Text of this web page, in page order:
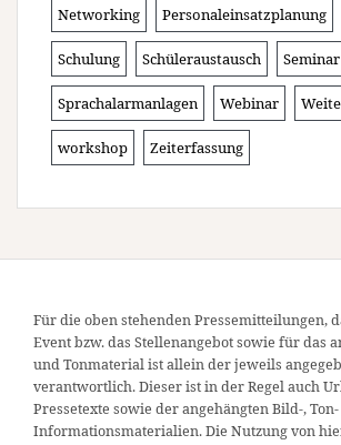
Networking Personaleinsatzplanung
Schulung Schüleraustausch Seminar
Sprachalarmanlagen Webinar
workshop Zeiterfassung
Für die oben stehenden Pressemitteilungen,
Event bzw. das Stellenangebot sowie für das
und Tonmaterial ist allein der jeweils
verantwortlich. Dieser ist in der Regel auch
Pressetexte sowie der angehängten Bild-,
Informationsmaterialien. Die Nutzung von